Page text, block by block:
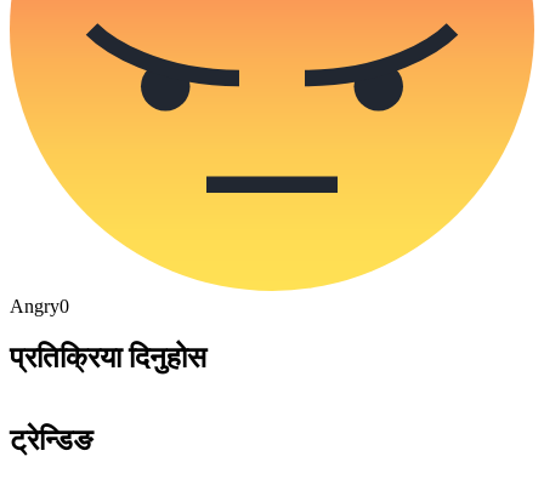
Angry0
प्रतिक्रिया दिनुहोस
ट्रेन्डिङ